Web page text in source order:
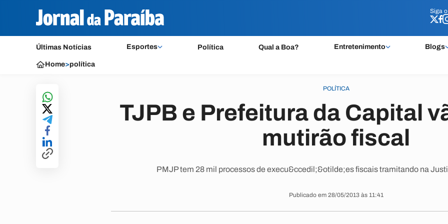
Siga o
Últimas Notícias Esportes Política Qual a Boa? Entretenimento Blogs
Siga o
Home>política
POLÍTICA
TJPB e Prefeitura da Capital
mutirão fiscal
PMJP tem 28 mil processos de execu&ccedil;&otilde;es fiscais tramitando na
Publicado em 28/05/2013 às 11:41